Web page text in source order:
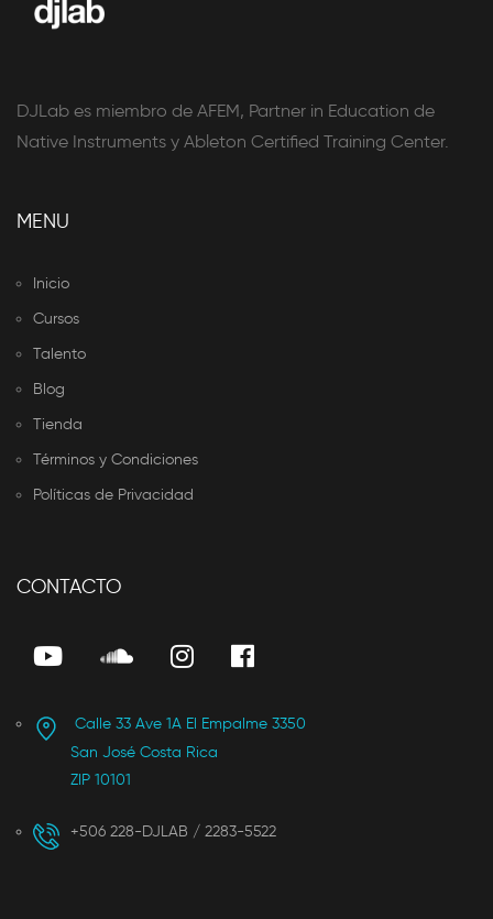
DJLab es miembro de AFEM, Partner in Education de
Native Instruments y Ableton Certified Training Center.
MENU
Inicio
Cursos
Talento
Blog
Tienda
Términos y Condiciones
Políticas de Privacidad
CONTACTO
Calle 33 Ave 1A El Empalme 3350
San José Costa Rica
ZIP 10101
+506 228-DJLAB / 2283-5522